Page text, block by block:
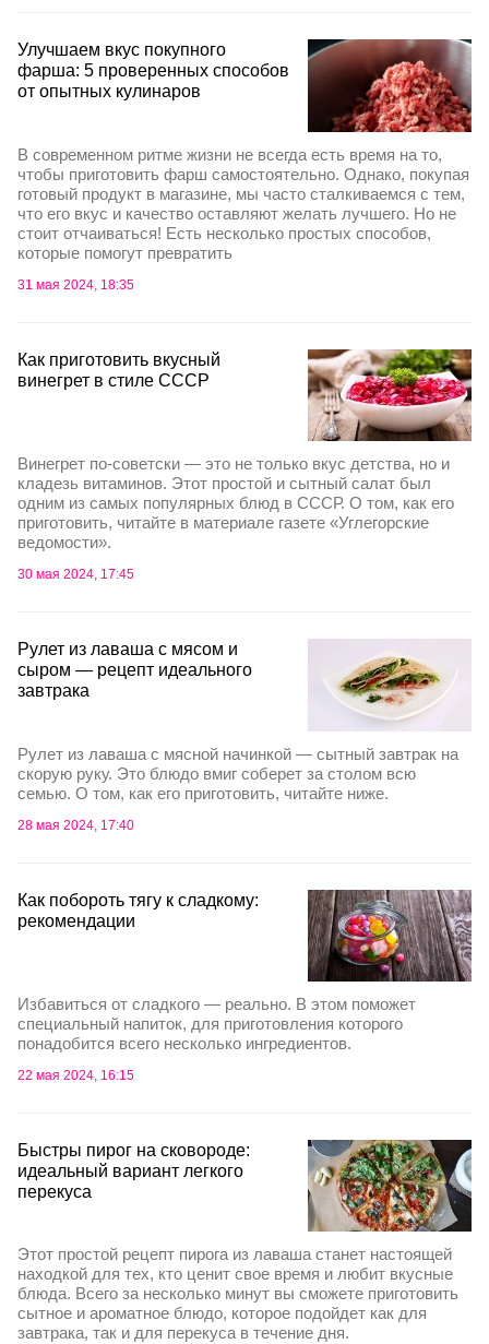
Улучшаем вкус покупного
фарша: 5 проверенных способов
от опытных кулинаров
В современном ритме жизни не всегда есть время на то,
чтобы приготовить фарш самостоятельно. Однако, покупая
готовый продукт в магазине, мы часто сталкиваемся с тем,
что его вкус и качество оставляют желать лучшего. Но не
стоит отчаиваться! Есть несколько простых способов,
которые помогут превратить
31 мая 2024, 18:35
Как приготовить вкусный
винегрет в стиле СССР
Винегрет по-советски — это не только вкус детства, но и
кладезь витаминов. Этот простой и сытный салат был
одним из самых популярных блюд в СССР. О том, как его
приготовить, читайте в материале газете «Углегорские
ведомости».
30 мая 2024, 17:45
Рулет из лаваша с мясом и
сыром — рецепт идеального
завтрака
Рулет из лаваша с мясной начинкой — сытный завтрак на
скорую руку. Это блюдо вмиг соберет за столом всю
семью. О том, как его приготовить, читайте ниже.
28 мая 2024, 17:40
Как побороть тягу к сладкому:
рекомендации
Избавиться от сладкого — реально. В этом поможет
специальный напиток, для приготовления которого
понадобится всего несколько ингредиентов.
22 мая 2024, 16:15
Быстры пирог на сковороде:
идеальный вариант легкого
перекуса
Этот простой рецепт пирога из лаваша станет настоящей
находкой для тех, кто ценит свое время и любит вкусные
блюда. Всего за несколько минут вы сможете приготовить
сытное и ароматное блюдо, которое подойдет как для
завтрака, так и для перекуса в течение дня.